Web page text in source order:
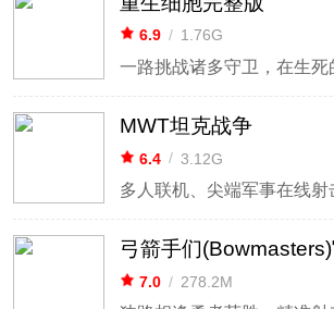
6.9 / 1.76G
MWT坦克战争
6.4 / 3.12G
多人联机、尖端军事在线射
弓箭手们
7.0 / 278.2M